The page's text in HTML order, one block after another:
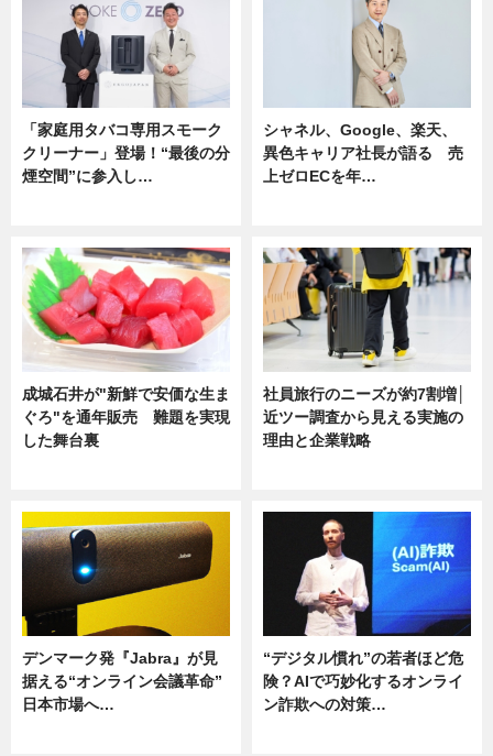
「家庭用タバコ専用スモーク
クリーナー」登場！“最後の分
煙空間”に参入し…
シャネル、Google、楽天、
異色キャリア社長が語る 売
上ゼロECを年…
成城石井が"新鮮で安価な生ま
ぐろ"を通年販売 難題を実現
した舞台裏
社員旅行のニーズが約7割増│
近ツー調査から見える実施の
理由と企業戦略
デンマーク発『Jabra』が見
据える“オンライン会議革命”
日本市場へ…
“デジタル慣れ”の若者ほど危
険？AIで巧妙化するオンライ
ン詐欺への対策…